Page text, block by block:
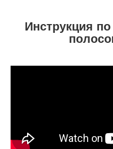
Инструкция